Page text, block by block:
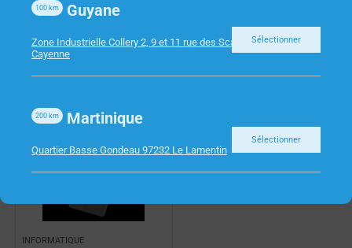
INFORMATIQUE
Guyane
100 km
Zone Industrielle Collery 2, 9 et 11 rue des Scarabees 97300
Cayenne
Sélectionner
Martinique
200 km
Quartier Basse Gondeau 97232 Le Lamentin
Sélectionner